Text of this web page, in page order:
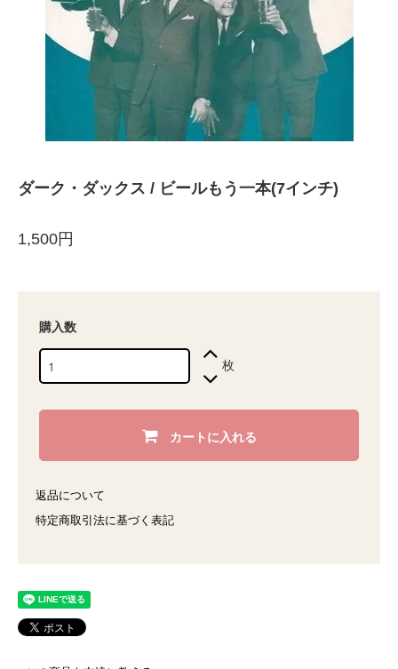
ダーク・ダックス / ビールもう一本(7インチ)
1,500円
購入数
枚
カートに入れる
返品について
特定商取引法に基づく表記